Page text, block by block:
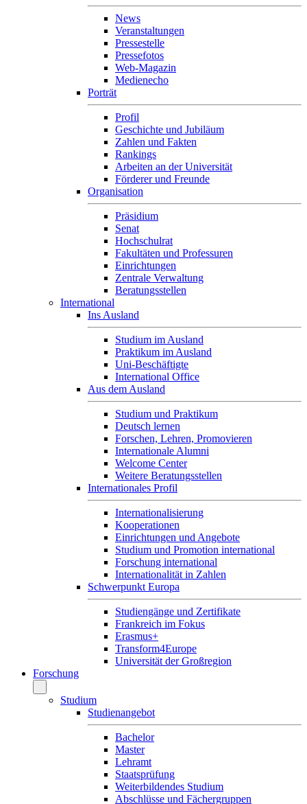
News
Veranstaltungen
Pressestelle
Pressefotos
Web-Magazin
Medienecho
Porträt
Profil
Geschichte und Jubiläum
Zahlen und Fakten
Rankings
Arbeiten an der Universität
Förderer und Freunde
Organisation
Präsidium
Senat
Hochschulrat
Fakultäten und Professuren
Einrichtungen
Zentrale Verwaltung
Beratungsstellen
International
Ins Ausland
Studium im Ausland
Praktikum im Ausland
Uni-Beschäftigte
International Office
Aus dem Ausland
Studium und Praktikum
Deutsch lernen
Forschen, Lehren, Promovieren
Internationale Alumni
Welcome Center
Weitere Beratungsstellen
Internationales Profil
Internationalisierung
Kooperationen
Einrichtungen und Angebote
Studium und Promotion international
Forschung international
Internationalität in Zahlen
Schwerpunkt Europa
Studiengänge und Zertifikate
Frankreich im Fokus
Erasmus+
Transform4Europe
Universität der Großregion
Forschung
Studium
Studienangebot
Bachelor
Master
Lehramt
Staatsprüfung
Weiterbildendes Studium
Abschlüsse und Fächergruppen